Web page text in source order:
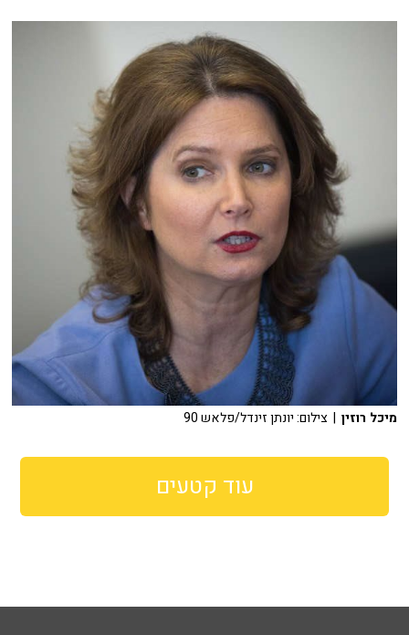
מיכל רוזין | צילום: יונתן זינדל/פלאש 90
עוד קטעים